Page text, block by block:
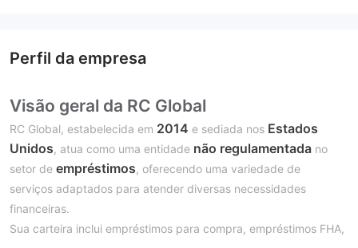
Perfil da empresa
Visão geral da RC Global
RC Global, estabelecida em 2014 e sediada nos Estados
Unidos, atua como uma entidade não regulamentada no
setor de empréstimos, oferecendo uma variedade de
serviços adaptados para atender diversas necessidades
financeiras.
Sua carteira inclui empréstimos para compra, empréstimos FHA,